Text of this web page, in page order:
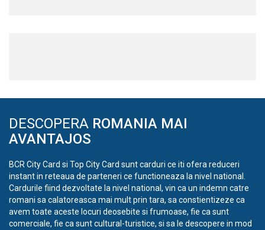
DESCOPERA ROMANIA MAI
AVANTAJOS
BCR City Card si Top City Card sunt carduri ce iti ofera reduceri
instant in reteaua de parteneri ce functioneaza la nivel national.
Cardurile fiind dezvoltate la nivel national, vin ca un indemn catre
romani sa calatoreasca mai mult prin tara, sa constientizeze ca
avem toate aceste locuri deosebite si frumoase, fie ca sunt
comerciale, fie ca sunt cultural-turistice, si sa le descopere in mod